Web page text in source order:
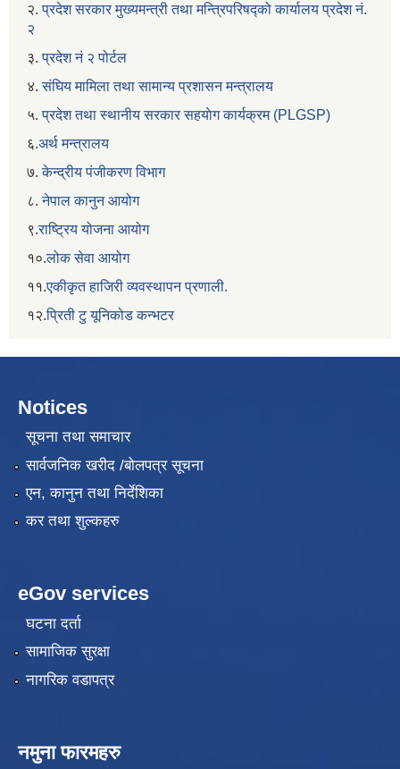
२. प्रदेश सरकार मुख्यमन्त्री तथा मन्त्रिपरिषद्को कार्यालय प्रदेश नं.
२
३.प्रदेश नं २ पोर्टल
४.संघिय मामिला तथा सामान्य प्रशासन मन्त्रालय
५.प्रदेश तथा स्थानीय सरकार सहयाेग कार्यक्रम (PLGSP)
६.अर्थ मन्त्रालय
७.केन्द्रीय पंजीकरण विभाग
८.नेपाल कानुन आयोग
९.राष्ट्रिय योजना आयोग
१०.लोक सेवा आयोग
११.एकीकृत हाजिरी व्यवस्थापन प्रणाली.
१२.प्रिती टु यूनिकोड कन्भटर
Notices
सूचना तथा समाचार
सार्वजनिक खरीद /बोलपत्र सूचना
एन, कानुन तथा निर्देशिका
कर तथा शुल्कहरु
eGov services
घटना दर्ता
सामाजिक सुरक्षा
नागरिक वडापत्र
नमुना फारमहरु